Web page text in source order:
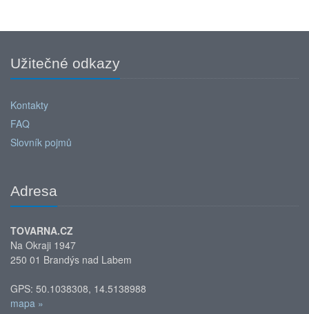
Užitečné odkazy
Kontakty
FAQ
Slovník pojmů
Adresa
TOVARNA.CZ
Na Okraji 1947
250 01 Brandýs nad Labem
GPS: 50.1038308, 14.5138988
mapa »